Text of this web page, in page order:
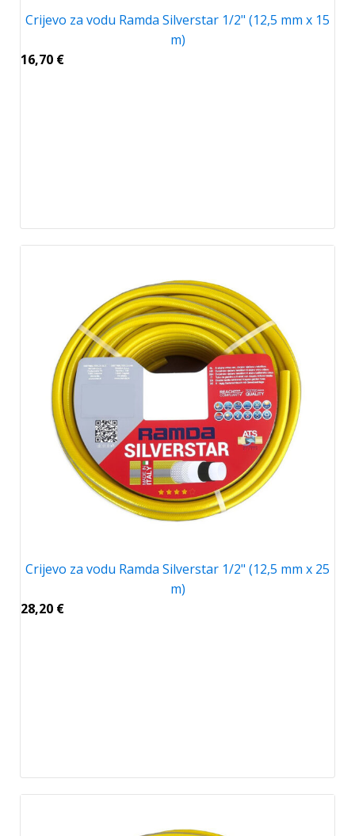
Crijevo za vodu Ramda Silverstar 1/2" (12,5 mm x 15
m)
16,70 €
Crijevo za vodu Ramda Silverstar 1/2" (12,5 mm x 25
m)
28,20 €